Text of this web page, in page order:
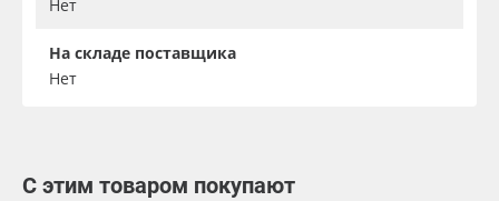
Нет
На складе поставщика
Нет
С этим товаром покупают